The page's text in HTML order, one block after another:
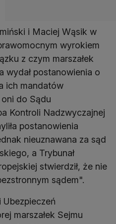
i Maciej Wąsik w
wyrokiem
z czym marszałek
wydał postanowienia o
ich mandatów
oni do Sądu
Kontroli Nadzwyczajnej
postanowienia
nieuznawana za sąd
a Trybunał
stwierdził, że nie
sądem".
Ubezpieczeń
marszałek Sejmu